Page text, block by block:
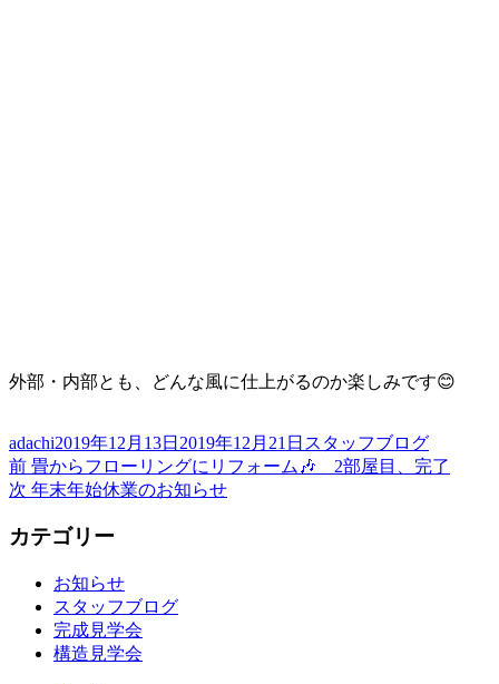
外部・内部とも、どんな風に仕上がるのか楽しみです😊
投
稿
者
adachi投
稿
日:
2019年12月13日 2019年12月21日 カ
テ
スタッフブログ
投
稿
ナ
前 前
の
稿:
畳からフローリングにリフォーム🎶 2部屋目、完了
次 次
投
年末年始休業のお知らせ
カテゴリー
お知らせ
スタッフブログ
完成見学会
構造見学会